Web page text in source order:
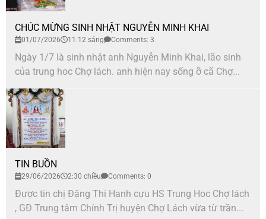
CHÚC MỪNG SINH NHẬT NGUYỄN MINH KHAI
01/07/2026 11:12 sáng Comments: 3
Ngày 1/7 là sinh nhật anh Nguyễn Minh Khai, lão sinh
của trung hoc Chợ lách. anh hiện nay sống ỡ cã Chợ...
TIN BUỒN
29/06/2026 2:30 chiều Comments: 0
Được tin chị Đặng Thi Hanh cựu HS Trung Hoc Chợ lách
, GĐ Trung tâm Chính Trị huyện Chợ Lách vừa từ trần...